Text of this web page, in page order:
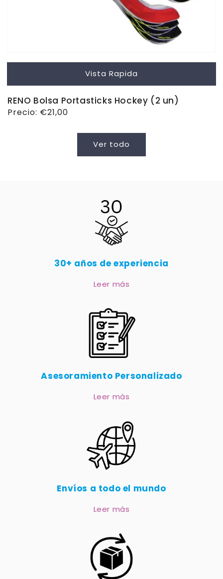
Vista Rapida
RENO Bolsa Portasticks Hockey (2 un)
Precio
Precio: €21,00
Ver todo
30+ años de experiencia
Leer más
Asesoramiento Personalizado
Leer más
Envíos a todo el mundo
Leer más